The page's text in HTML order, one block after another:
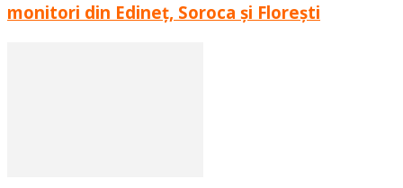
monitori din Edineț, Soroca și Florești